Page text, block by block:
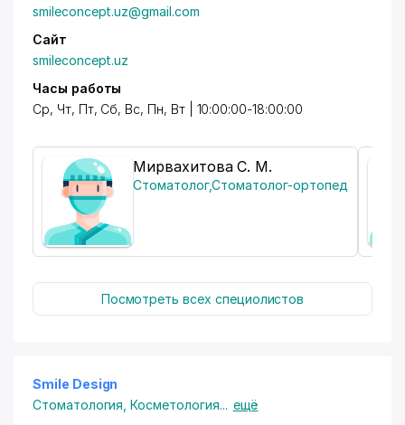
smileconcept.uz@gmail.com
Сайт
smileconcept.uz
Часы работы
Ср, Чт, Пт, Сб, Вс, Пн, Вт | 10:00:00-18:00:00
Мирвахитова С. М.
Стоматолог,Стоматолог-ортопед
Посмотреть всех специолистов
Smile Design
Стоматология ,Косметология... ещё